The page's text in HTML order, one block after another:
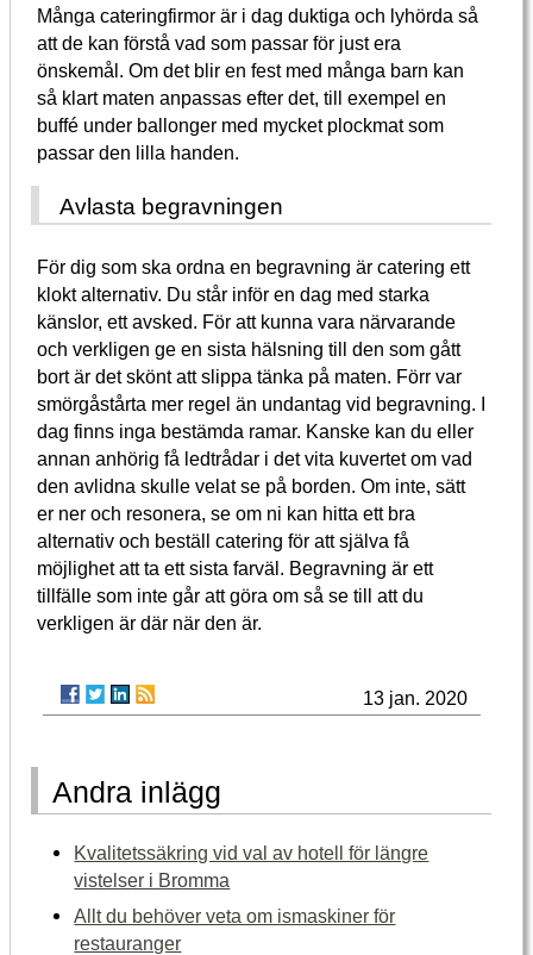
Många cateringfirmor är i dag duktiga och lyhörda så
att de kan förstå vad som passar för just era
önskemål. Om det blir en fest med många barn kan
så klart maten anpassas efter det, till exempel en
buffé under ballonger med mycket plockmat som
passar den lilla handen.
Avlasta begravningen
För dig som ska ordna en begravning är catering ett
klokt alternativ. Du står inför en dag med starka
känslor, ett avsked. För att kunna vara närvarande
och verkligen ge en sista hälsning till den som gått
bort är det skönt att slippa tänka på maten. Förr var
smörgåstårta mer regel än undantag vid begravning. I
dag finns inga bestämda ramar. Kanske kan du eller
annan anhörig få ledtrådar i det vita kuvertet om vad
den avlidna skulle velat se på borden. Om inte, sätt
er ner och resonera, se om ni kan hitta ett bra
alternativ och beställ catering för att själva få
möjlighet att ta ett sista farväl. Begravning är ett
tillfälle som inte går att göra om så se till att du
verkligen är där när den är.
13 jan. 2020
Andra inlägg
Kvalitetssäkring vid val av hotell för längre
vistelser i Bromma
Allt du behöver veta om ismaskiner för
restauranger